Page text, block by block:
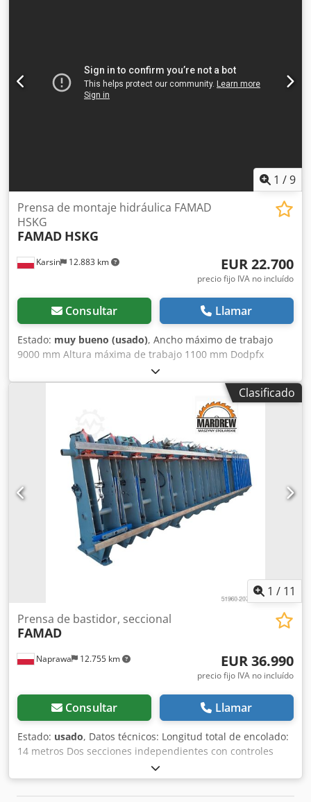
1 /9
Karsin 12.883 km
Prensa de montaje hidráulica FAMAD
HSKG
FAMAD HSKG
EUR 22.700
precio fijo IVA no incluído
Consultar Llamar
Estado: muy bueno (usado), Ancho máximo de trabajo
9000 mm Altura máxima de trabajo 1100 mm Dodpfx
Ajxnwpisfmjkr 6 secciones superiores de prensado, cada
una de 1520 mm 18 prensas frontales Ancho total 13000
Clasificado
1 / 11
Naprawa 12.755 km
Prensa de bastidor, seccional
FAMAD
EUR 36.990
precio fijo IVA no incluído
Consultar Llamar
Estado: usado, Datos técnicos: Longitud total de encolado:
14 metros Dos secciones independientes con controles
separados de 6 m/unidad y 8 m/unidad Prensas operadas
hidráulicamente 12 prensas verticales 28 prensas
horizontales/traseras Alimentación: 400 V Dkedjx Id Dijpfx